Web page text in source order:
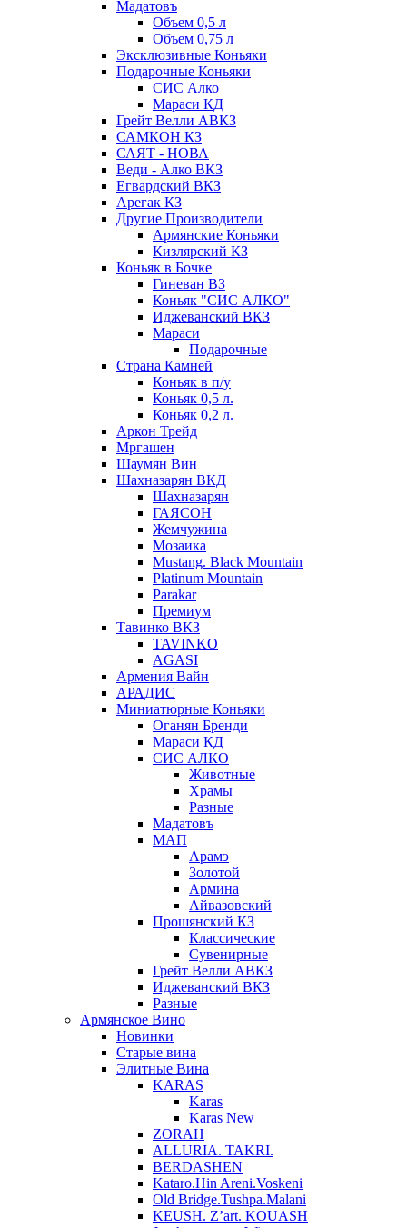
Мадатовъ
Объем 0,5 л
Объем 0,75 л
Эксклюзивные Коньяки
Подарочные Коньяки
СИС Алко
Мараси КД
Грейт Велли АВКЗ
САМКОН КЗ
САЯТ - НОВА
Веди - Алко ВКЗ
Егвардский ВКЗ
Арегак КЗ
Другие Производители
Армянские Коньяки
Кизлярский КЗ
Коньяк в Бочке
Гиневан ВЗ
Коньяк "СИС АЛКО"
Иджеванский ВКЗ
Мараси
Подарочные
Страна Камней
Коньяк в п/у
Коньяк 0,5 л.
Коньяк 0,2 л.
Аркон Трейд
Мргашен
Шаумян Вин
Шахназарян ВКД
Шахназарян
ГАЯСОН
Жемчужина
Мозаика
Mustang. Black Mountain
Platinum Mountain
Parakar
Премиум
Тавинко ВКЗ
TAVINKO
AGASI
Армения Вайн
АРАДИС
Миниатюрные Коньяки
Оганян Бренди
Мараси КД
СИС АЛКО
Животные
Храмы
Разные
Мадатовъ
МАП
Арамэ
Золотой
Армина
Айвазовский
Прошянский КЗ
Классические
Сувенирные
Грейт Велли АВКЗ
Иджеванский ВКЗ
Разные
Армянское Вино
Новинки
Старые вина
Элитные Вина
KARAS
Karas
Karas New
ZORAH
ALLURIA. TAKRI.
BERDASHEN
Kataro.Hin Areni.Voskeni
Old Bridge.Tushpa.Malani
KEUSH. Z’art. KOUASH